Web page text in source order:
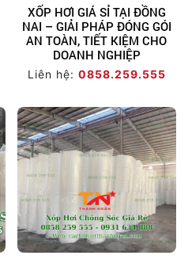
XỐP HƠI GIÁ SỈ TẠI ĐỒNG
NAI – GIẢI PHÁP ĐÓNG GÓI
AN TOÀN, TIẾT KIỆM CHO
DOANH NGHIỆP
Liên hệ: 0858.259.555